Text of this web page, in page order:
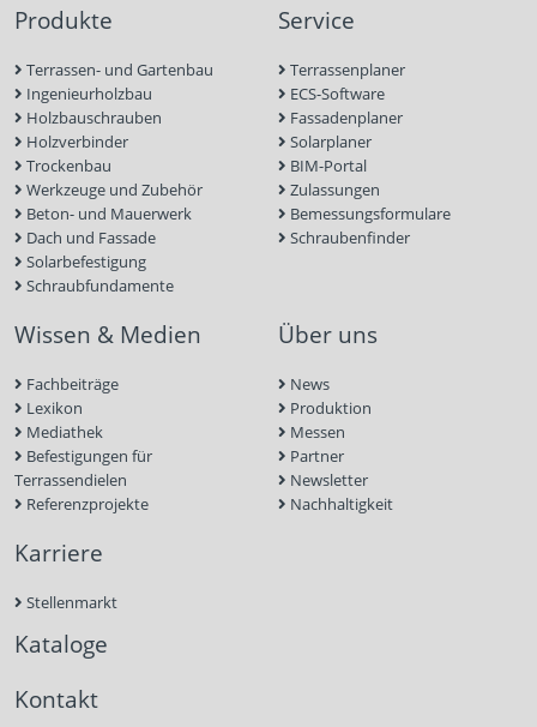
Produkte
Terrassen- und Gartenbau
Ingenieurholzbau
Holzbauschrauben
Holzverbinder
Trockenbau
Werkzeuge und Zubehör
Beton- und Mauerwerk
Dach und Fassade
Solarbefestigung
Schraubfundamente
Service
Terrassenplaner
ECS-Software
Fassadenplaner
Solarplaner
BIM-Portal
Zulassungen
Bemessungsformulare
Schraubenfinder
Wissen & Medien
Fachbeiträge
Lexikon
Mediathek
Befestigungen für
Terrassendielen
Referenzprojekte
Über uns
News
Produktion
Messen
Partner
Newsletter
Nachhaltigkeit
Karriere
Stellenmarkt
Kataloge
Kontakt